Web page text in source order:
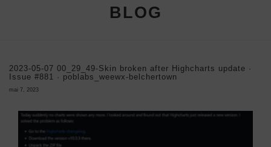
BLOG
2023-05-07 00_29_49-Skin broken after Highcharts update ·
Issue #881 · poblabs_weewx-belchertown
mai 7, 2023